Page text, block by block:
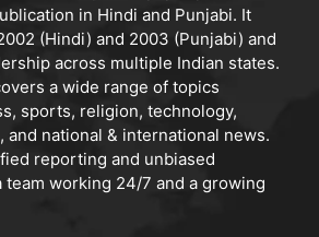
in Hindi and Punjabi. It
(Hindi) and 2003 (Punjabi) and
across multiple Indian states.
a wide range of topics
sports, religion, technology,
and national & international news.
reporting and unbiased
team working 24/7 and a growing